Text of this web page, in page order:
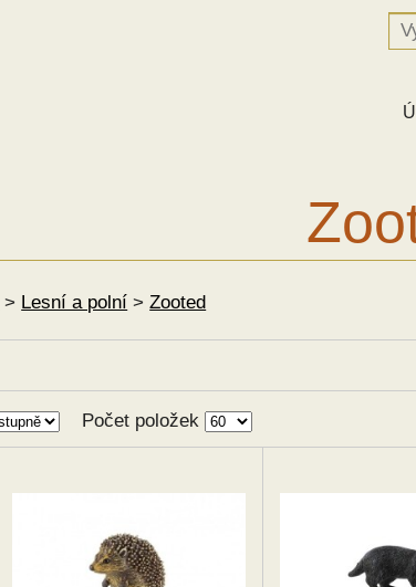
> Lesní a polní > Zooted
Počet položek